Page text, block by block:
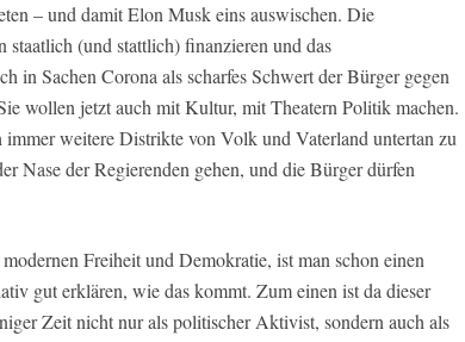
– und damit Elon Musk eins auswischen. Die
(und stattlich) finanzieren und das
in Sachen Corona als scharfes Schwert der Bürger gegen
wollen jetzt auch mit Kultur, mit Theatern Politik machen.
weitere Distrikte von Volk und Vaterland untertan zu
Nase der Regierenden gehen, und die Bürger dürfen
Freiheit und Demokratie, ist man schon einen
gut erklären, wie das kommt. Zum einen ist da dieser
Zeit nicht nur als politischer Aktivist, sondern auch als